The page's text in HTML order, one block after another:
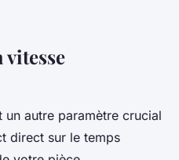
un autre paramètre crucial
direct sur le temps